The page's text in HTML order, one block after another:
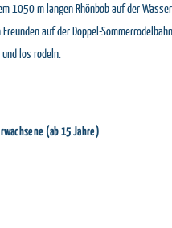
1050 m langen Rhönbob auf der
auf der Doppel-
los rodeln.
(ab 15 Jahre)